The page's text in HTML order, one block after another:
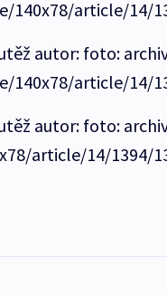
140x78/article/14/
autor: foto:
140x78/article/14/
autor: foto:
article/14/1394/